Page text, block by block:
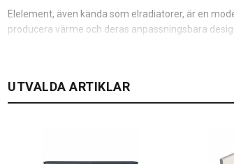
Elelement, även kända som elradiatorer, är en
producera värme och deras anpassningsbara
kompakta design gör att de kan placeras
Med en mängd olika storlekar, former och stilar
UTVALDA ARTIKLAR